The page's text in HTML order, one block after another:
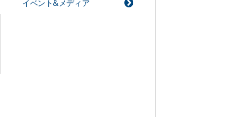
イベント&メディア